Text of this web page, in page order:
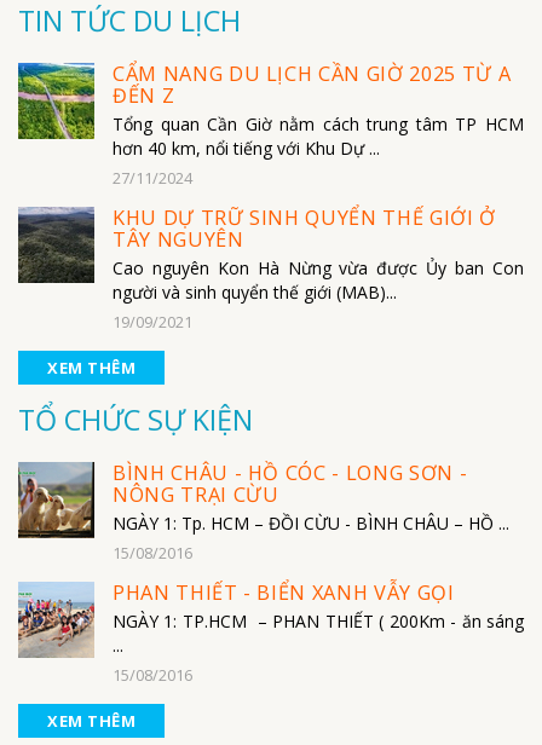
TIN TỨC DU LỊCH
CẨM NANG DU LỊCH CẦN GIỜ 2025 TỪ A
ĐẾN Z
Tổng quan Cần Giờ nằm cách trung tâm TP HCM
hơn 40 km, nổi tiếng với Khu Dự ...
27/11/2024
KHU DỰ TRỮ SINH QUYỂN THẾ GIỚI Ở
TÂY NGUYÊN
Cao nguyên Kon Hà Nừng vừa được Ủy ban Con
người và sinh quyển thế giới (MAB)...
19/09/2021
XEM THÊM
TỔ CHỨC SỰ KIỆN
BÌNH CHÂU - HỒ CÓC - LONG SƠN -
NÔNG TRẠI CỪU
NGÀY 1: Tp. HCM – ĐỒI CỪU - BÌNH CHÂU – HỒ ...
15/08/2016
PHAN THIẾT - BIỂN XANH VẪY GỌI
NGÀY 1: TP.HCM – PHAN THIẾT ( 200Km - ăn sáng
...
15/08/2016
XEM THÊM